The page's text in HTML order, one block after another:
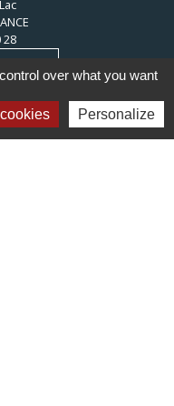
28
over what you want
Personalize